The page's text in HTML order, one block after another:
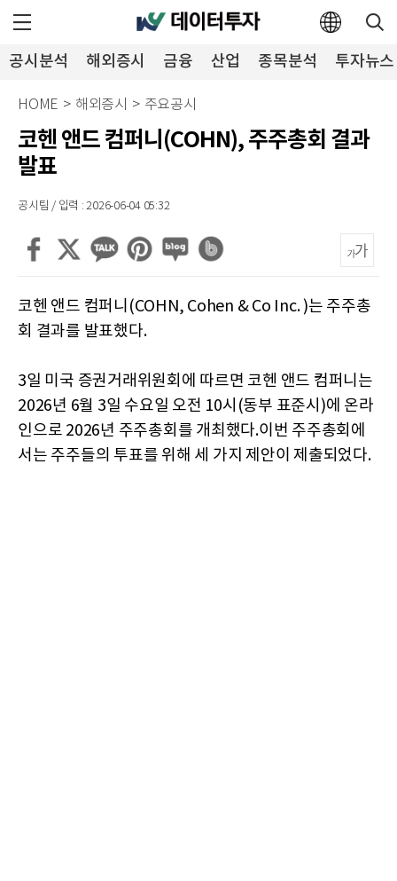
공시분석 해외증시 금융 산업 종목분석 투자뉴스
HOME > 해외증시 > 주요공시
코헨 앤드 컴퍼니(COHN), 주주총회 결과
발표
공시팀 / 입력 : 2026-06-04 05:32
코헨 앤드 컴퍼니(COHN, Cohen & Co Inc. )는 주주총
회 결과를 발표했다.
3일 미국 증권거래위원회에 따르면 코헨 앤드 컴퍼니는
2026년 6월 3일 수요일 오전 10시(동부 표준시)에 온라
인으로 2026년 주주총회를 개최했다.이번 주주총회에
서는 주주들의 투표를 위해 세 가지 제안이 제출되었다.